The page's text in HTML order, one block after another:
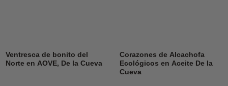
Ventresca de bonito del
Norte en AOVE, De la Cueva
Corazones de Alcachofa
Ecológicos en Aceite De la
Cueva